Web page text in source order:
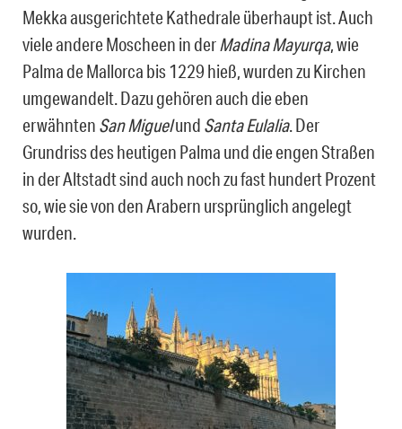
Mekka ausgerichtete Kathedrale überhaupt ist. Auch
viele andere Moscheen in derMadina Mayurqa, wie
Palma de Mallorca bis 1229 hieß, wurden zu Kirchen
umgewandelt. Dazu gehören auch die eben
erwähnten San Miguelund Santa Eulalia. Der
Grundriss des heutigen Palma und die engen Straßen
in der Altstadt sind auch noch zu fast hundert Prozent
so, wie sie von den Arabern ursprünglich angelegt
wurden.